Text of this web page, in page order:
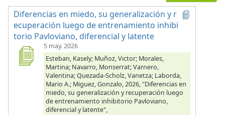
Diferencias en miedo, su generalización y r
ecuperación luego de entrenamiento inhibi
torio Pavloviano, diferencial y latente
5 may. 2026
Esteban, Kasely; Muñoz, Victor; Morales,
Martina; Navarro, Monserrat; Varnero,
Valentina; Quezada-Scholz, Vanetza; Laborda,
Mario A.; Miguez, Gonzalo, 2026, "Diferencias en
miedo, su generalización y recuperación luego
de entrenamiento inhibitorio Pavloviano,
diferencial y latente",